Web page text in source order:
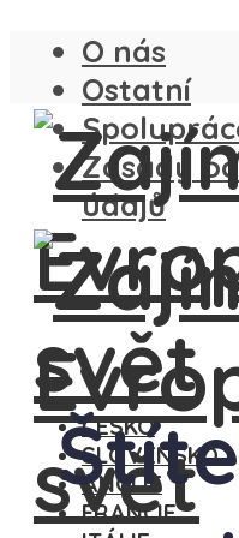
O nás
Ostatní
Zásady
údajů
ČESKO
SLOVENSKO
ANGLIE
FRANCIE